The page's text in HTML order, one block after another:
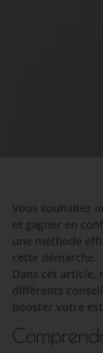
Vous souhaitez
et gagner en
une méthode
cette démarche.
Dans cet article,
différents
booster votre